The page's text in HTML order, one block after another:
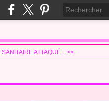
SANITAIRE ATTAQUÉ... >>